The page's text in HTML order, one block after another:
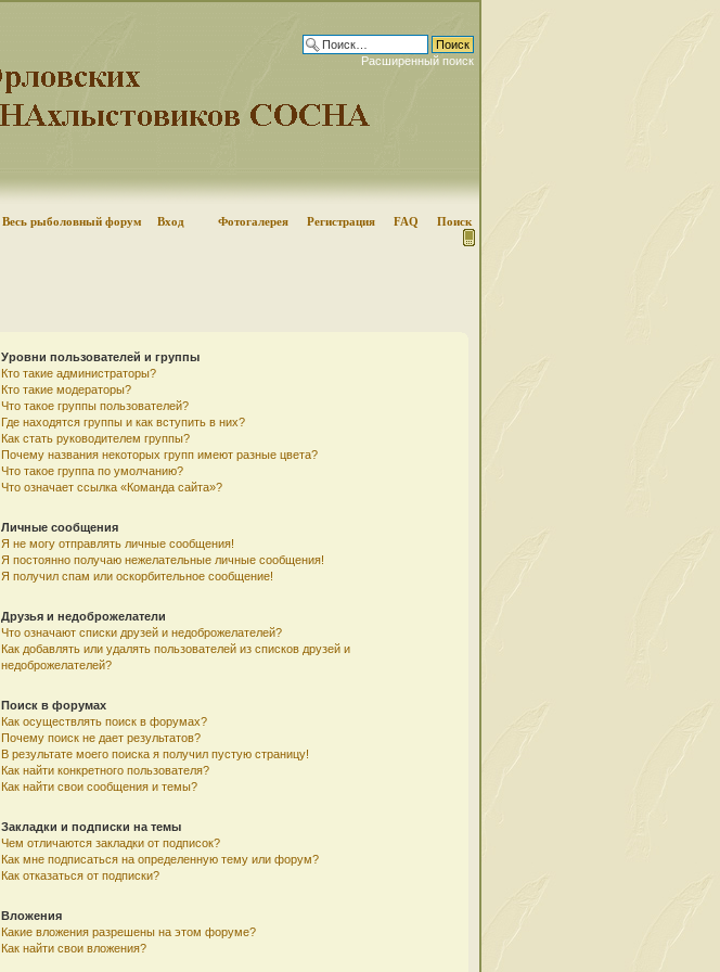
Расширенный поиск
Весь рыболовный форум Вход Фотогалерея Регистрация FAQ Поиск
Уровни пользователей и группы
Кто такие администраторы?
Кто такие модераторы?
Что такое группы пользователей?
Где находятся группы и как вступить в них?
Как стать руководителем группы?
Почему названия некоторых групп имеют разные цвета?
Что такое группа по умолчанию?
Что означает ссылка «Команда сайта»?
Личные сообщения
Я не могу отправлять личные сообщения!
Я постоянно получаю нежелательные личные сообщения!
Я получил спам или оскорбительное сообщение!
Друзья и недоброжелатели
Что означают списки друзей и недоброжелателей?
Как добавлять или удалять пользователей из списков друзей и
недоброжелателей?
Поиск в форумах
Как осуществлять поиск в форумах?
Почему поиск не дает результатов?
В результате моего поиска я получил пустую страницу!
Как найти конкретного пользователя?
Как найти свои сообщения и темы?
Закладки и подписки на темы
Чем отличаются закладки от подписок?
Как мне подписаться на определенную тему или форум?
Как отказаться от подписки?
Вложения
Какие вложения разрешены на этом форуме?
Как найти свои вложения?